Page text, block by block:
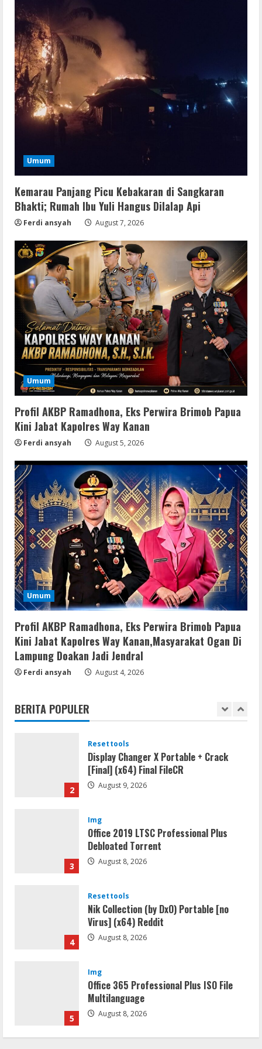
Umum
Kemarau Panjang Picu Kebakaran di Sangkaran
Bhakti; Rumah Ibu Yuli Hangus Dilalap Api
Ferdi ansyah August 7, 2026
Umum
Profil AKBP Ramadhona, Eks Perwira Brimob Papua
Kini Jabat Kapolres Way Kanan
Ferdi ansyah August 5, 2026
Umum
Profil AKBP Ramadhona, Eks Perwira Brimob Papua
Kini Jabat Kapolres Way Kanan,Masyarakat Ogan Di
Lampung Doakan Jadi Jendral
Ferdi ansyah August 4, 2026
BERITA POPULER
2
Resettools
Display Changer X Portable + Crack
[Final] (x64) Final FileCR
3
Img
Debloated Tоrrеnt
August 8, 2026
4
Resettools
Nik Collection (by DxO) Portable [no
Virus] (x64) Reddit
August 8, 2026
5
Img
Office 365 Professional Plus ISO File
August 8, 2026
1
Coop
Uncharted: Legacy of Thieves
2
Resettools
Display Changer X Portable + Crack
[Final] (x64) Final FileCR
August 9, 2026
3
Img
Office 2019 LTSC Professional Plus
Debloated Tоrrеnt
August 8, 2026
4
Resettools
Nik Collection (by DxO) Portable [no
Virus] (x64) Reddit
August 8, 2026
5
Img
Office 365 Professional Plus ISO File
Multilanguage
August 8, 2026